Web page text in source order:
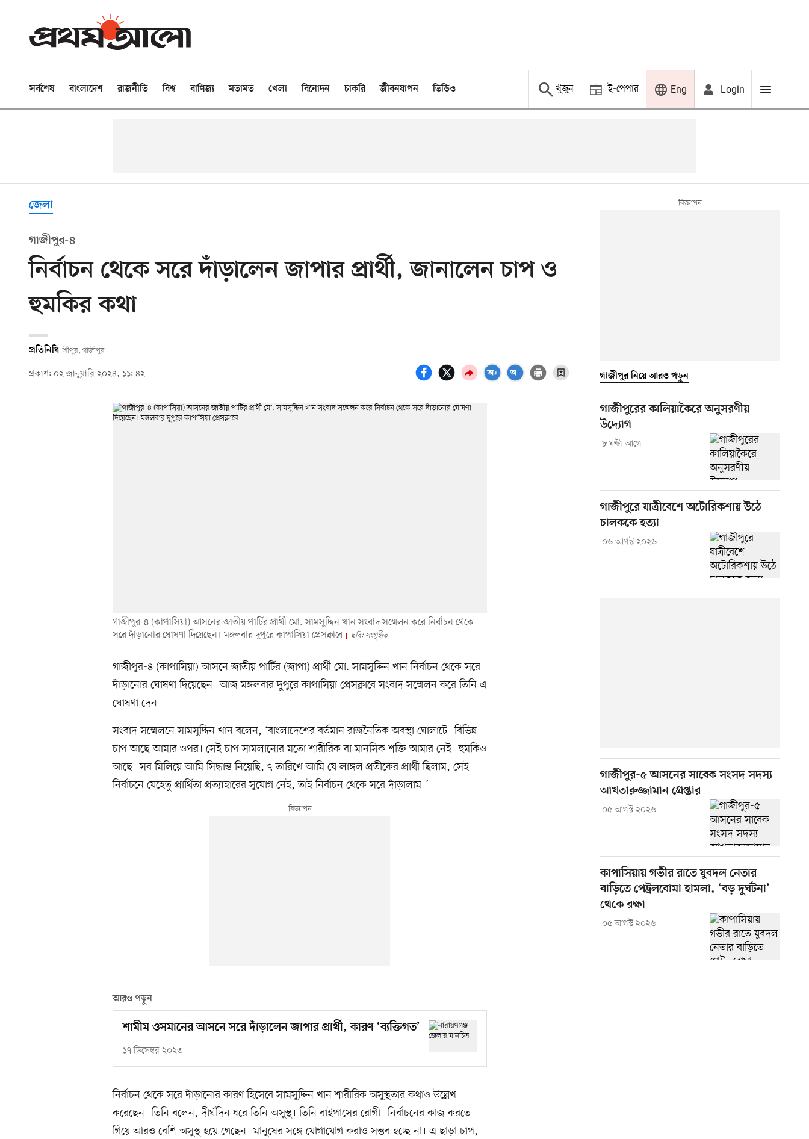
সর্বশেষ বাংলাদেশ রাজনীতি বিশ্ব বাণিজ্য মতামত খেলা বিনোদন চাকরি জীবনযাপন ভিডিও খুঁজুন ই-পেপার Eng Login
জেলা
গাজীপুর-৪
নির্বাচন থেকে সরে দাঁড়ালেন জাপার প্রার্থী, জানালেন চাপ ও
হুমকির কথা
প্রতিনিধি শ্রীপুর, গাজীপুর
প্রকাশ: ০২ জানুয়ারি ২০২৪, ১১: ৪২
গাজীপুর-৪ (কাপাসিয়া) আসনের জাতীয় পার্টির প্রার্থী মো. সামসুদ্দিন খান সংবাদ সম্মেলন করে নির্বাচন থেকে
সরে দাঁড়ানোর ঘোষণা দিয়েছেন। মঙ্গলবার দুপুরে কাপাসিয়া প্রেসক্লাবে
ছবি: সংগৃহীত
গাজীপুর-৪ (কাপাসিয়া) আসনে জাতীয় পার্টির (জাপা) প্রার্থী মো. সামসুদ্দিন খান নির্বাচন থেকে সরে
দাঁড়ানোর ঘোষণা দিয়েছেন। আজ মঙ্গলবার দুপুরে কাপাসিয়া প্রেসক্লাবে সংবাদ সম্মেলন করে তিনি এ
ঘোষণা দেন।
সংবাদ সম্মেলনে সামসুদ্দিন খান বলেন, ‘বাংলাদেশের বর্তমান রাজনৈতিক অবস্থা ঘোলাটে। বিভিন্ন
চাপ আছে আমার ওপর। সেই চাপ সামলানোর মতো শারীরিক বা মানসিক শক্তি আমার নেই। হুমকিও
আছে। সব মিলিয়ে আমি সিদ্ধান্ত নিয়েছি, ৭ তারিখে আমি যে লাঙ্গল প্রতীকের প্রার্থী ছিলাম, সেই
নির্বাচনে যেহেতু প্রার্থিতা প্রত্যাহারের সুযোগ নেই, তাই নির্বাচন থেকে সরে দাঁড়ালাম।’
আরও পড়ুন
শামীম ওসমানের আসনে সরে দাঁড়ালেন জাপার প্রার্থী, কারণ ‘ব্যক্তিগত’
১৭ ডিসেম্বর ২০২৩
নির্বাচন থেকে সরে দাঁড়ানোর কারণ হিসেবে সামসুদ্দিন খান শারীরিক অসুস্থতার কথাও উল্লেখ
করেছেন। তিনি বলেন, দীর্ঘদিন ধরে তিনি অসুস্থ। তিনি বাইপাসের রোগী। নির্বাচনের কাজ করতে
গিয়ে আরও বেশি অসুস্থ হয়ে গেছেন। মানুষের সঙ্গে যোগাযোগ করাও সম্ভব হচ্ছে না। এ ছাড়া চাপ,
গাজীপুর নিয়ে আরও পড়ুন
গাজীপুরের কালিয়াকৈরে অনুসরণীয়
উদ্যোগ
৮ ঘণ্টা আগে
গাজীপুরে যাত্রীবেশে অটোরিকশায় উঠে
চালককে হত্যা
০৬ আগস্ট ২০২৬
গাজীপুর-৫ আসনের সাবেক সংসদ সদস্য
আখতারুজ্জামান গ্রেপ্তার
০৫ আগস্ট ২০২৬
কাপাসিয়ায় গভীর রাতে যুবদল নেতার
বাড়িতে পেট্রলবোমা হামলা, ‘বড় দুর্ঘটনা’
থেকে রক্ষা
০৫ আগস্ট ২০২৬